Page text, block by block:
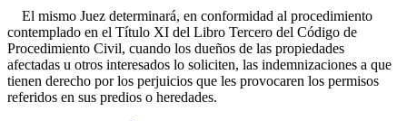
El mismo Juez determinará, en conformidad al procedimiento
contemplado en el Título XI del Libro Tercero del Código de
Procedimiento Civil, cuando los dueños de las propiedades
afectadas u otros interesados lo soliciten, las indemnizaciones a que
tienen derecho por los perjuicios que les provocaren los permisos
referidos en sus predios o heredades.